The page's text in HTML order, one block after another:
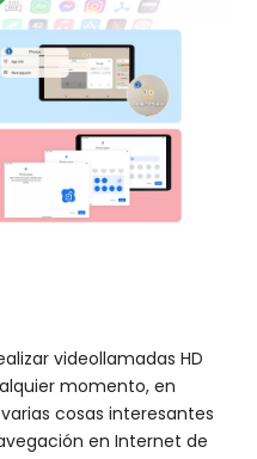
videollamadas HD
momento, en
cosas interesantes
en Internet de